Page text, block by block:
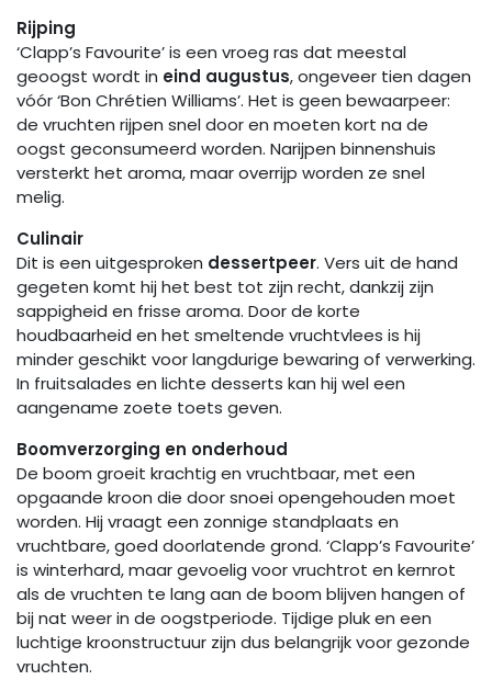
Rijping
‘Clapp’s Favourite’ is een vroeg ras dat meestal
geoogst wordt in eind augustus, ongeveer tien dagen
vóór ‘Bon Chrétien Williams’. Het is geen bewaarpeer:
de vruchten rijpen snel door en moeten kort na de
oogst geconsumeerd worden. Narijpen binnenshuis
versterkt het aroma, maar overrijp worden ze snel
melig.
Culinair
Dit is een uitgesproken dessertpeer. Vers uit de hand
gegeten komt hij het best tot zijn recht, dankzij zijn
sappigheid en frisse aroma. Door de korte
houdbaarheid en het smeltende vruchtvlees is hij
minder geschikt voor langdurige bewaring of verwerking.
In fruitsalades en lichte desserts kan hij wel een
aangename zoete toets geven.
Boomverzorging en onderhoud
De boom groeit krachtig en vruchtbaar, met een
opgaande kroon die door snoei opengehouden moet
worden. Hij vraagt een zonnige standplaats en
vruchtbare, goed doorlatende grond. ‘Clapp’s Favourite’
is winterhard, maar gevoelig voor vruchtrot en kernrot
als de vruchten te lang aan de boom blijven hangen of
bij nat weer in de oogstperiode. Tijdige pluk en een
luchtige kroonstructuur zijn dus belangrijk voor gezonde
vruchten.